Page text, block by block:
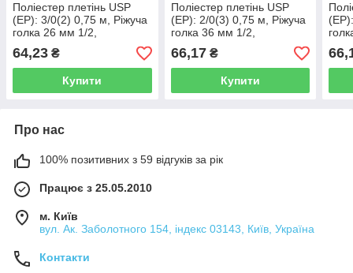
Поліестер плетінь USP
(EP): 3/0(2) 0,75 м, Ріжуча
голка 26 мм 1/2,
OPUSMED® (Поліестер,
Лавсан, Поліефір)
64,23 ₴
Купити
Поліестер плетінь USP
(EP): 2/0(3) 0,75 м, Ріжуча
голка 36 мм 1/2,
OPUSMED® (Поліестер,
Лавсан, Поліефір)
66,17₴
Купити
Про нас
100% позитивних з 59 відгуків за рік
Працює з 25.05.2010
м. Київ
вул. Ак. Заболотного 154, індекс 03143, Київ, Україна
Контакти